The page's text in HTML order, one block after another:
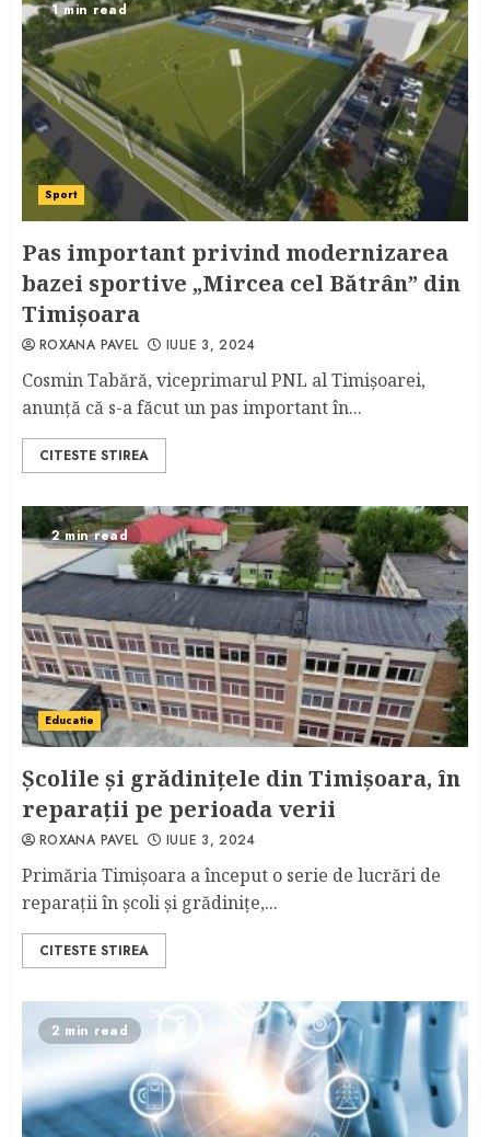
1 min read
Sport
Pas important privind modernizarea
bazei sportive „Mircea cel Bătrân” din
Timișoara
ROXANA PAVEL IULIE 3, 2024
Cosmin Tabără, viceprimarul PNL al Timișoarei,
anunță că s-a făcut un pas important în...
CITESTE STIREA
2 min read
Educatie
Școlile și grădinițele din Timișoara, în
reparații pe perioada verii
ROXANA PAVEL IULIE 3, 2024
Primăria Timișoara a început o serie de lucrări de
reparații în școli și grădinițe,...
CITESTE STIREA
2 min read